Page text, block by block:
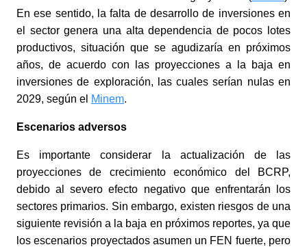
En ese sentido, la falta de desarrollo de inversiones en
el sector genera una alta dependencia de pocos lotes
productivos, situación que se agudizaría en próximos
años, de acuerdo con las proyecciones a la baja en
inversiones de exploración, las cuales serían nulas en
2029, según el Minem.
Escenarios adversos
Es importante considerar la actualización de las
proyecciones de crecimiento económico del BCRP,
debido al severo efecto negativo que enfrentarán los
sectores primarios. Sin embargo, existen riesgos de una
siguiente revisión a la baja en próximos reportes, ya que
los escenarios proyectados asumen un FEN fuerte, pero